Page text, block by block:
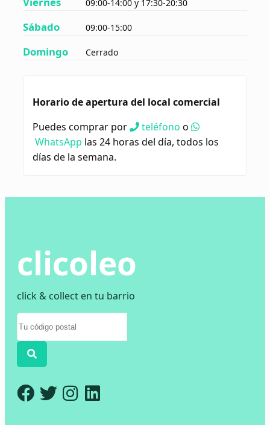
09:00-14:00 y 17:30-20:30
Sábado 09:00-15:00
Domingo Cerrado
Horario de apertura del local comercial
Puedes comprar por
teléfono o
WhatsApp las 24 horas del día, todos los
días de la semana.
clicoleo
click & collect en tu barrio